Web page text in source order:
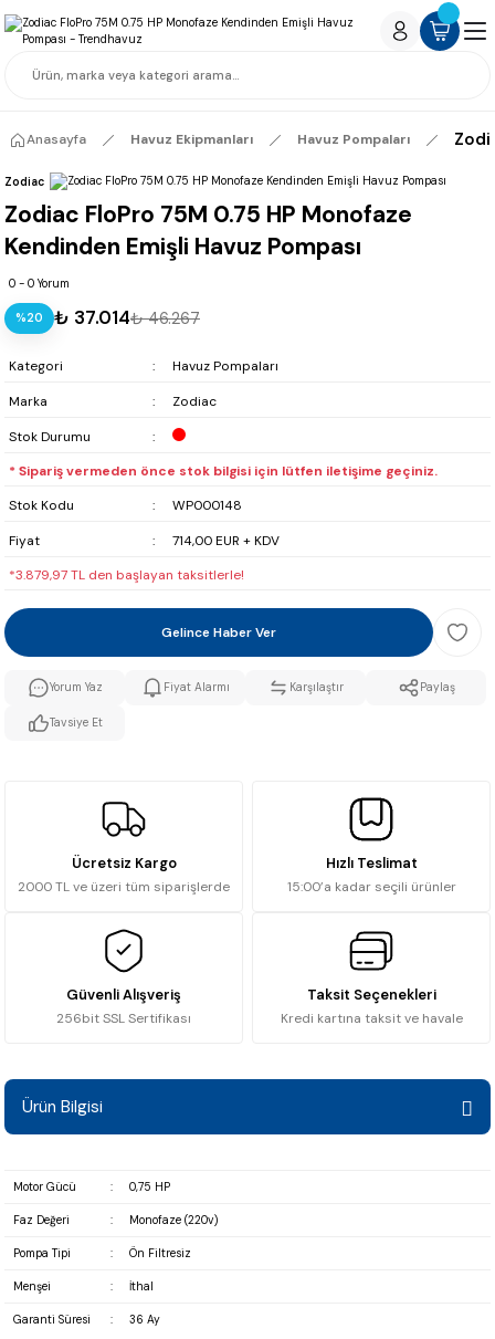
Anasayfa Havuz Ekipmanları Havuz Pompaları
Zodiac
Zodiac FloPro 75M 0.75 HP Monofaze
Kendinden Emişli Havuz Pompası
0 - 0 Yorum
%20 ₺ 37.014₺ 46.267
Kategori
Havuz Pompaları
Marka
Zodiac
Stok Durumu
* Sipariş vermeden önce stok bilgisi için lütfen iletişime geçiniz.
Stok Kodu
WP000148
Fiyat
714,00 EUR + KDV
*3.879,97 TL den başlayan taksitlerle!
Gelince Haber Ver
Yorum Yaz Fiyat Alarmı Karşılaştır Paylaş
Tavsiye Et
Ücretsiz Kargo
2000 TL ve üzeri tüm siparişlerde
Hızlı Teslimat
15:00’a kadar seçili ürünler
Güvenli Alışveriş
256bit SSL Sertifikası
Taksit Seçenekleri
Kredi kartına taksit ve havale
Ürün Bilgisi
Motor Gücü : 0,75 HP
Faz Değeri : Monofaze (220v)
Pompa Tipi : Ön Filtresiz
Menşei : İthal
Garanti Süresi : 36 Ay